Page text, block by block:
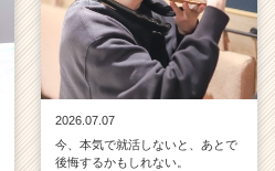
2026.07.07
今、本気で就活しないと、あとで
後悔するかもしれない。